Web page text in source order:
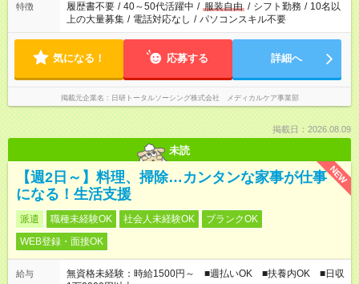
特徴 履歴書不要 / 40～50代活躍中 / 服装自由 / シフト勤務 / 10名以
上の大量募集 / 電話対応なし / パソコンスキル不要
気になる！ 応募する 詳細へ
掲載元企業名 日研トータルソーシング株式会社 メディカルケア事業部
掲載日：2026.08.09
未読
NEW
【週2日～】料理、掃除…カンタンな家事が仕事
になる！生活支援
派遣 職種未経験OK 社会人未経験OK
ブランクOK
WEB登録・面接OK
給与
無資格未経験：時給1500円～ ■週払いOK ■扶養内OK ■日収